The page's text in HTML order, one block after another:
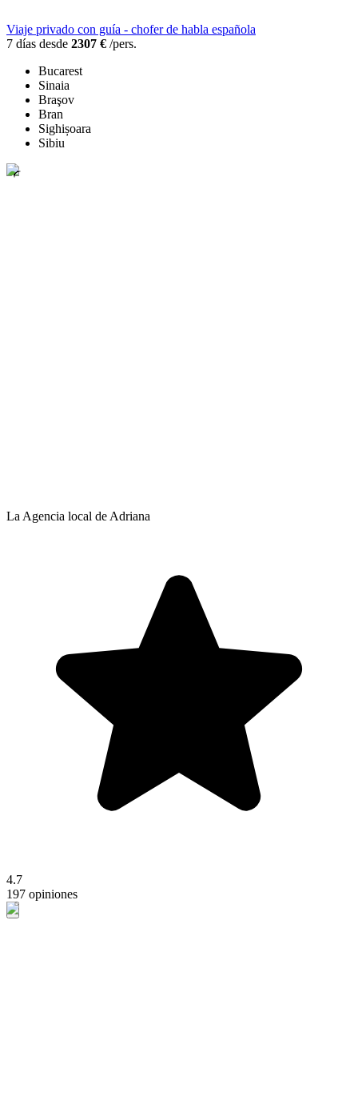
Viaje privado con guía - chofer de habla española
7 días desde 2307 € /pers.
Bucarest
Sinaia
Braşov
Bran
Sighișoara
Sibiu
La Agencia local de Adriana
4.7
197 opiniones